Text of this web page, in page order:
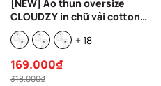
[NEW] Áo thun oversize
CLOUDZY in chữ vải cotton
100% 250gsm form rộng nam
nữ áo phông regular local
NOVA
+ 18
169.000₫
318.000₫